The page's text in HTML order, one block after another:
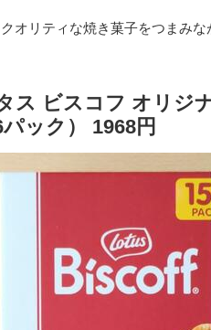
オリティな焼き菓子をつまみ
ス ビスコフ オリジ
ック） 1968円